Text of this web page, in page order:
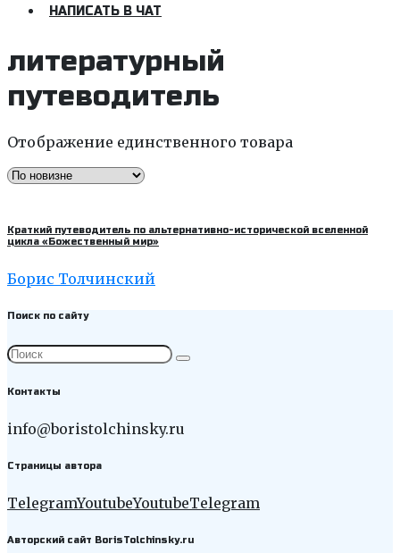
НАПИСАТЬ В ЧАТ
литературный
путеводитель
Отображение единственного товара
Краткий путеводитель по альтернативно-исторической вселенной
цикла «Божественный мир»
Борис Толчинский
Поиск по сайту
Контакты
info@boristolchinsky.ru
Страницы автора
TelegramYoutubeYoutubeTelegram
Авторский сайт BorisTolchinsky.ru